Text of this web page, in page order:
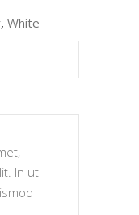
, White
In ut